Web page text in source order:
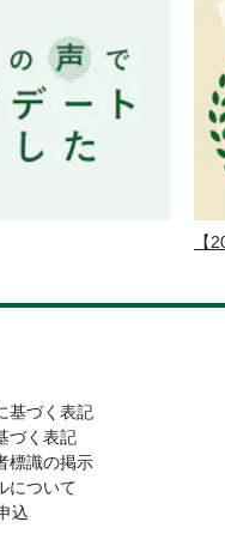
【
基づく表記
づく表記
標識の掲示
について
込